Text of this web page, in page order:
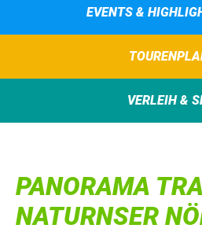
EVENTS &
VERLEIH &
PANORAMA
NATURNSER